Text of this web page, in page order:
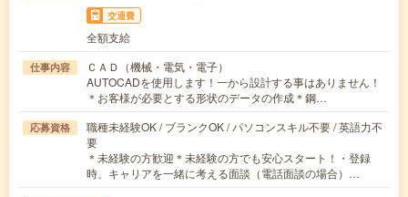
交通費
全額支給
仕事内容
ＣＡＤ（機械・電気・電子）
AUTOCADを使用します！一から設計する事はありません！
＊お客様が必要とする形状のデータの作成＊鋼…
応募資格
職種未経験OK / ブランクOK / パソコンスキル不要 / 英語力不
要
＊未経験の方歓迎＊未経験の方でも安心スタート！・登録
時、キャリアを一緒に考える面談（電話面談の場合）…